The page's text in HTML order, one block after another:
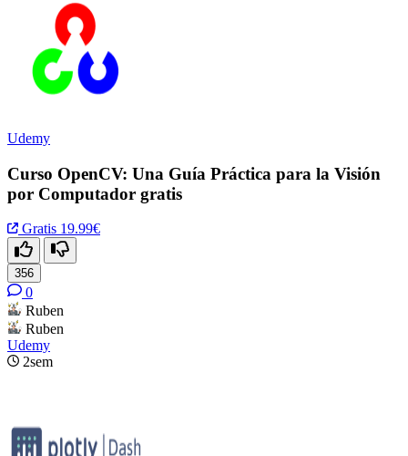
Udemy
Curso OpenCV: Una Guía Práctica para la Visión
por Computador gratis
Gratis 19.99€
356
0
Ruben
Ruben
Udemy
2sem